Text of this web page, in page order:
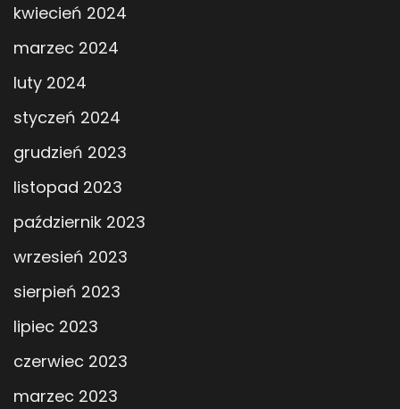
kwiecień 2024
marzec 2024
luty 2024
styczeń 2024
grudzień 2023
listopad 2023
październik 2023
wrzesień 2023
sierpień 2023
lipiec 2023
czerwiec 2023
marzec 2023